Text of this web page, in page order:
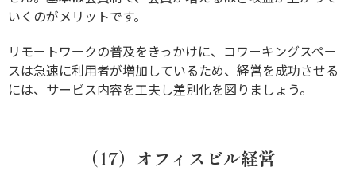
いくのがメリットです。
リモートワークの普及をきっかけに、コワーキングスペー
スは急速に利用者が増加しているため、経営を成功させる
には、サービス内容を工夫し差別化を図りましょう。
（17）オフィスビル経営